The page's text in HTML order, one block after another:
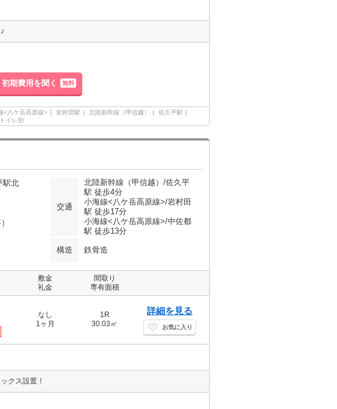
初期費用を聞く 無料
<八ケ岳高原線> 岩村田駅 北陸新幹線（甲信越）
佐久平駅
イレ別
駅北
交通
北陸新幹線（甲信越）/佐久平
駅 徒歩4分
小海線<八ケ岳高原線>/岩村田
駅 徒歩17分
小海線<八ケ岳高原線>/中佐都
駅 徒歩13分
構造 鉄骨造
敷金
礼金
間取り
専有面積
なし
1ヶ月
1R
30.03㎡
詳細を見る
お気に入り
クス設置！